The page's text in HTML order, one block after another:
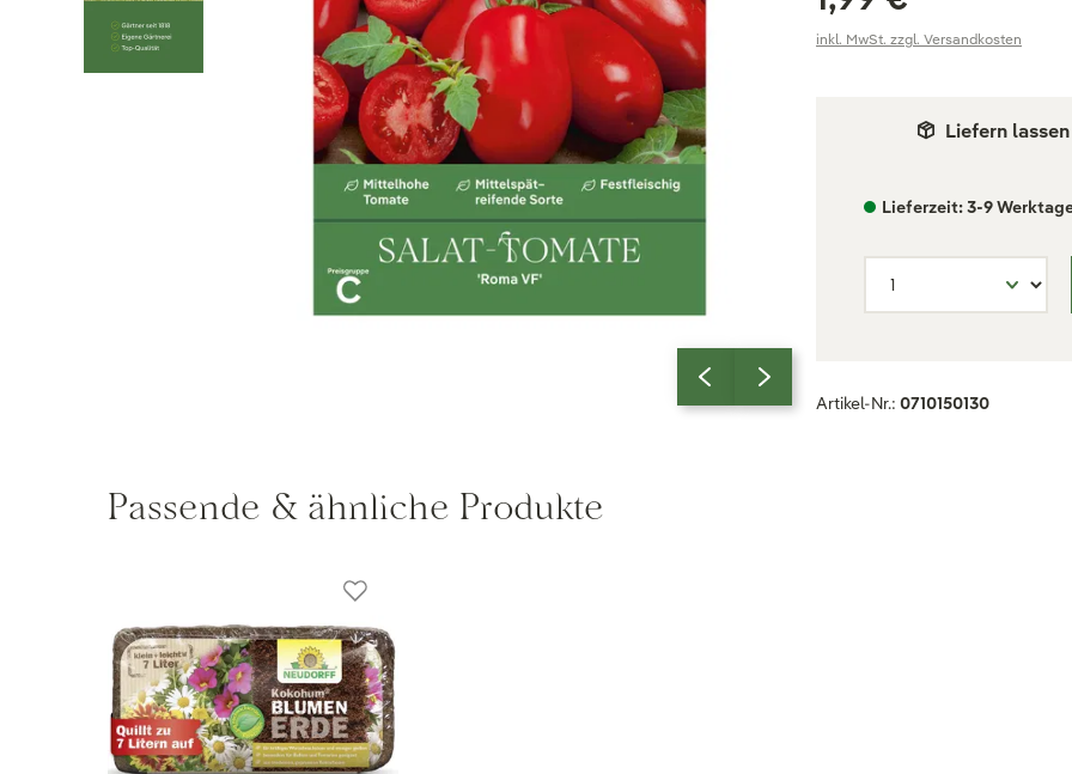
inkl. MwSt. zzgl. Versandkosten
Liefern lassen
Lieferzeit: 3-9
Artikel-Nr.: 0710150130
Passende & ähnliche Produkte